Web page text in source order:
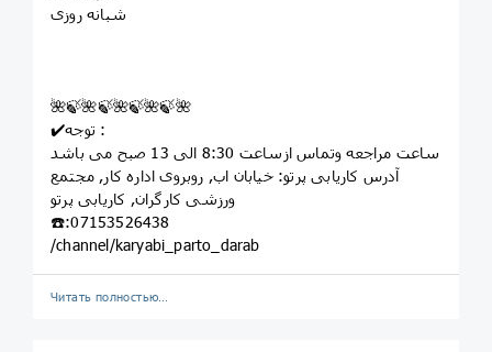
شبانه روزی
🌺🍃🌺🍃🌺🍃🌺🍃🌺
✔️توجه :
ساعت مراجعه وتماس ازساعت 8:30 الی 13 صبح می باشد
آدرس کاریابی پرتو: خيابان اب, روبروى اداره کار, مجتمع
ورزشى کارگران, کاريابى پرتو
☎️:07153526438
/channel/karyabi_parto_darab
Читать полностью…